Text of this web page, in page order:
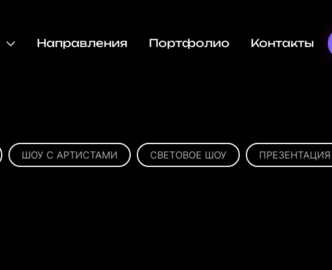
Направления Портфолио Контакты
ШОУ С АРТИСТАМИ СВЕТОВОЕ ШОУ ПРЕЗЕНТАЦИЯ